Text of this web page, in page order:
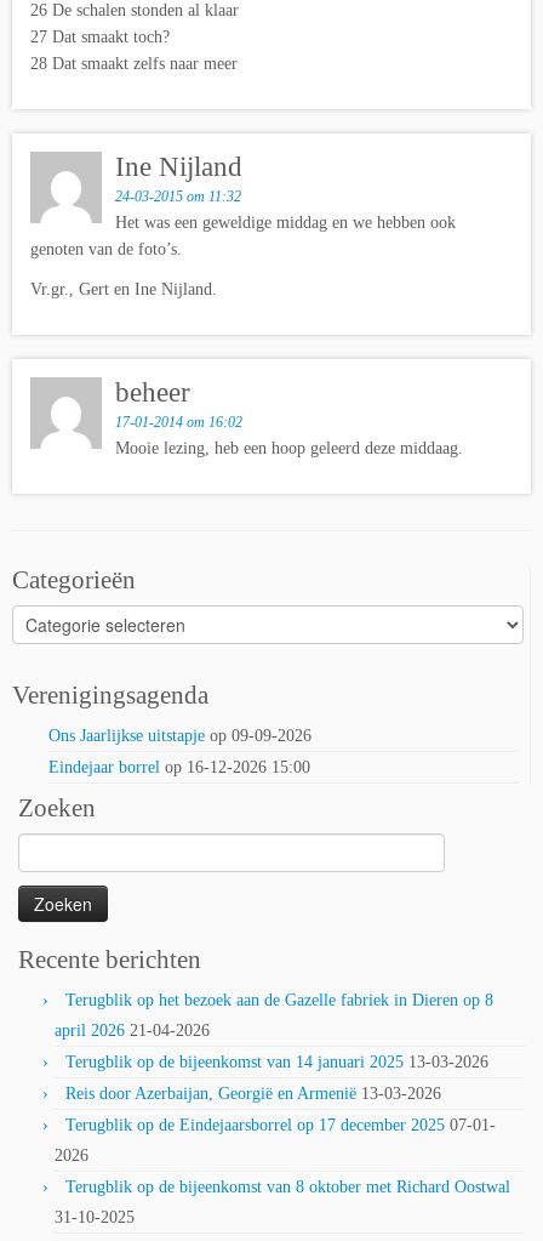
26 De schalen stonden al klaar
27 Dat smaakt toch?
28 Dat smaakt zelfs naar meer
Ine Nijland
24-03-2015 om 11:32
Het was een geweldige middag en we hebben ook
genoten van de foto’s.
Vr.gr., Gert en Ine Nijland.
beheer
17-01-2014 om 16:02
Mooie lezing, heb een hoop geleerd deze middaag.
Categorieën
Categorieën
Verenigingsagenda
Ons Jaarlijkse uitstapje op 09-09-2026
Eindejaar borrel op 16-12-2026 15:00
Zoeken
naar:
Recente berichten
Terugblik op het bezoek aan de Gazelle fabriek in Dieren op 8
april 2026 21-04-2026
Terugblik op de bijeenkomst van 14 januari 2025 13-03-2026
Reis door Azerbaijan, Georgië en Armenië 13-03-2026
Terugblik op de Eindejaarsborrel op 17 december 2025 07-01-
2026
Terugblik op de bijeenkomst van 8 oktober met Richard Oostwal
31-10-2025